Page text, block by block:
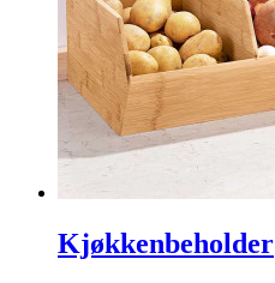
Kjøkkenbeholder